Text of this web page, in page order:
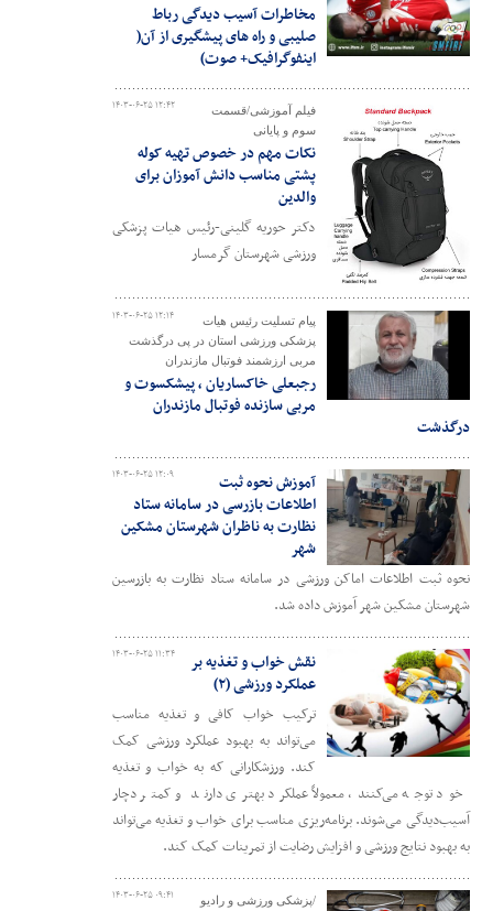
مخاطرات آسیب دیدگی رباط
صلیبی و راه های پیشگیری از آن(
اینفوگرافیک+ صوت)
۱۴۰۳-۰۶-۲۵ ۱۲:۴۲
فیلم آموزشی/قسمت
سوم و پایانی
نکات مهم در خصوص تهیه کوله
پشتی مناسب دانش آموزان برای
والدین
دکتر حوریه گلینی-رئیس هیات پزشکی
ورزشی شهرستان گرمسار
۱۴۰۳-۰۶-۲۵ ۱۲:۱۴
پیام تسلیت رئیس هیات
پزشکی ورزشی استان در پی درگذشت
مربی ارزشمند فوتبال مازندران
رجبعلی خاکساریان ، پیشکسوت و
مربی سازنده فوتبال مازندران
درگذشت
۱۴۰۳-۰۶-۲۵ ۱۲:۰۹
آموزش نحوه ثبت
اطلاعات بازرسی در سامانه ستاد
نظارت به ناظران شهرستان مشکین
شهر
نحوه ثبت اطلاعات اماکن ورزشی در سامانه ستاد نظارت به بازرسین
شهرستان مشکین شهر آموزش داده شد.
۱۴۰۳-۰۶-۲۵ ۱۱:۳۴
نقش خواب و تغذیه بر
عملکرد ورزشی (۲)
ترکیب خواب کافی و تغذیه مناسب
می‌تواند به بهبود عملکرد ورزشی کمک
کند. ورزشکارانی که به خواب و تغذیه
خود توجه می‌کنند، معمولاً عملکرد بهتری دارند و کمتر دچار
آسیب‌دیدگی می‌شوند. برنامه‌ریزی مناسب برای خواب و تغذیه می‌تواند
به بهبود نتایج ورزشی و افزایش رضایت از تمرینات کمک کند.
۱۴۰۳-۰۶-۲۵ ۰۹:۴۱
/پزشکی ورزشی و رادیو